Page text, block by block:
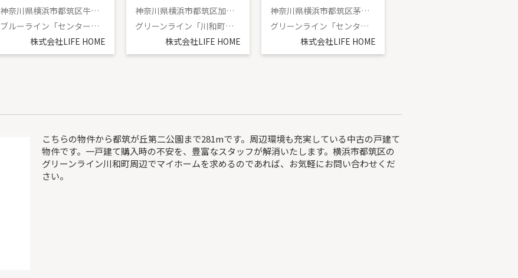
神奈川県横浜市都筑区牛久保東２丁目
ブルーライン「センター北」駅 徒歩11分
株式会社LIFE HOME
神奈川県横浜市都筑区加賀原１丁目
グリーンライン「川和町」駅 徒歩15分
株式会社LIFE HOME
神奈川県横浜市都筑区茅ケ崎南１丁目
グリーンライン「センター南」駅 徒歩13分
株式会社LIFE HOME
こちらの物件から都筑が丘第二公園まで281mです。周辺環境も充実している中古の戸建て
物件です。一戸建て購入時の不安を、豊富なスタッフが解消いたします。横浜市都筑区の
グリーンライン川和町周辺でマイホームを求めるのであれば、お気軽にお問い合わせくだ
さい。